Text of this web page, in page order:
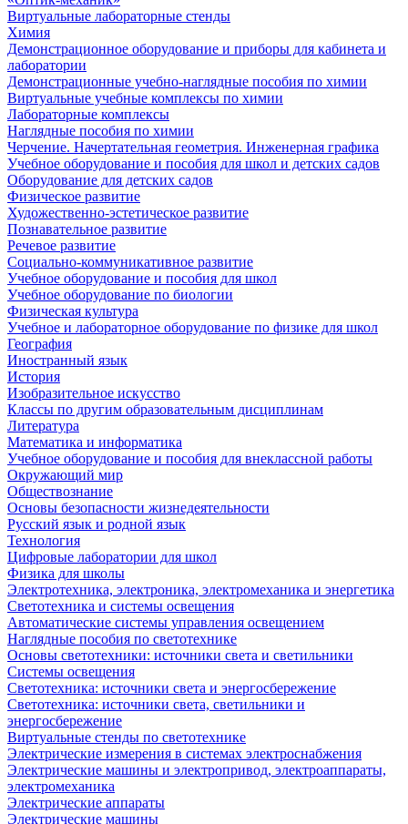
Виртуальные лабораторные стенды
Химия
Демонстрационное оборудование и приборы для кабинета и
лаборатории
Демонстрационные учебно-наглядные пособия по химии
Виртуальные учебные комплексы по химии
Лабораторные комплексы
Наглядные пособия по химии
Черчение. Начертательная геометрия. Инженерная графика
Учебное оборудование и пособия для школ и детских садов
Оборудование для детских садов
Физическое развитие
Художественно-эстетическое развитие
Познавательное развитие
Речевое развитие
Социально-коммуникативное развитие
Учебное оборудование и пособия для школ
Учебное оборудование по биологии
Физическая культура
Учебное и лабораторное оборудование по физике для школ
География
Иностранный язык
История
Изобразительное искусство
Классы по другим образовательным дисциплинам
Литература
Математика и информатика
Учебное оборудование и пособия для внеклассной работы
Окружающий мир
Обществознание
Основы безопасности жизнедеятельности
Русский язык и родной язык
Технология
Цифровые лаборатории для школ
Физика для школы
Электротехника, электроника, электромеханика и энергетика
Светотехника и системы освещения
Автоматические системы управления освещением
Наглядные пособия по светотехнике
Основы светотехники: источники света и светильники
Системы освещения
Светотехника: источники света и энергосбережение
Светотехника: источники света, светильники и
энергосбережение
Виртуальные стенды по светотехнике
Электрические измерения в системах электроснабжения
Электрические машины и электропривод, электроаппараты,
электромеханика
Электрические аппараты
Электрические машины